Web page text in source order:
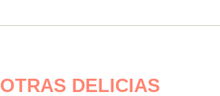
OTRAS DELICIAS